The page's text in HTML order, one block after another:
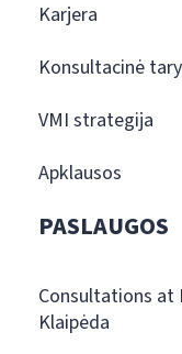
Karjera
Konsultacinė
VMI strategija
Apklausos
PASLAUGOS
Consultations at
Klaipėda